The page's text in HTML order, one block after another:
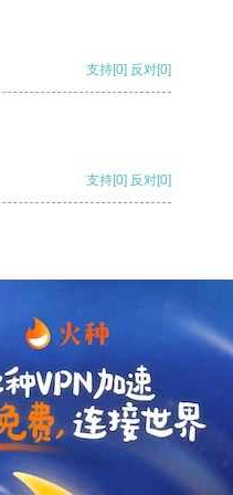
支持[0] 反对[0]
支持[0] 反对[0]
支持 [0] 反对 [0]